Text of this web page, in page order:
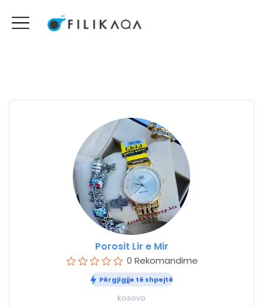
Porosit Lir e Mir
0 Rekomandime
Përgjigjje të shpejtë
kosovo